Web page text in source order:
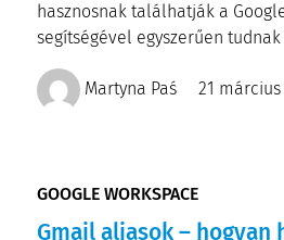
hasznosnak találhatják a
segítségével egyszerűen
Martyna Paś 21 március
GOOGLE WORKSPACE
Gmail aliasok – hogyan